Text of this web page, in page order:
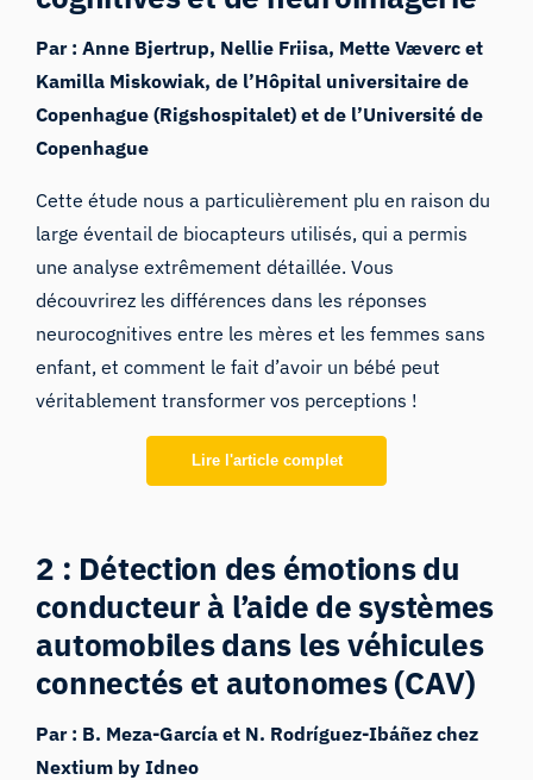
Par : Anne Bjertrup, Nellie Friisa, Mette Væverc et
Kamilla Miskowiak, de l’Hôpital universitaire de
Copenhague (Rigshospitalet) et de l’Université de
Copenhague
Cette étude nous a particulièrement plu en raison du
large éventail de biocapteurs utilisés, qui a permis
une analyse extrêmement détaillée. Vous
découvrirez les différences dans les réponses
neurocognitives entre les mères et les femmes sans
enfant, et comment le fait d’avoir un bébé peut
véritablement transformer vos perceptions !
Lire l'article complet
2 : Détection des émotions du
conducteur à l’aide de systèmes
automobiles dans les véhicules
connectés et autonomes (CAV)
Par : B. Meza-García et N. Rodríguez-Ibáñez chez
Nextium by Idneo